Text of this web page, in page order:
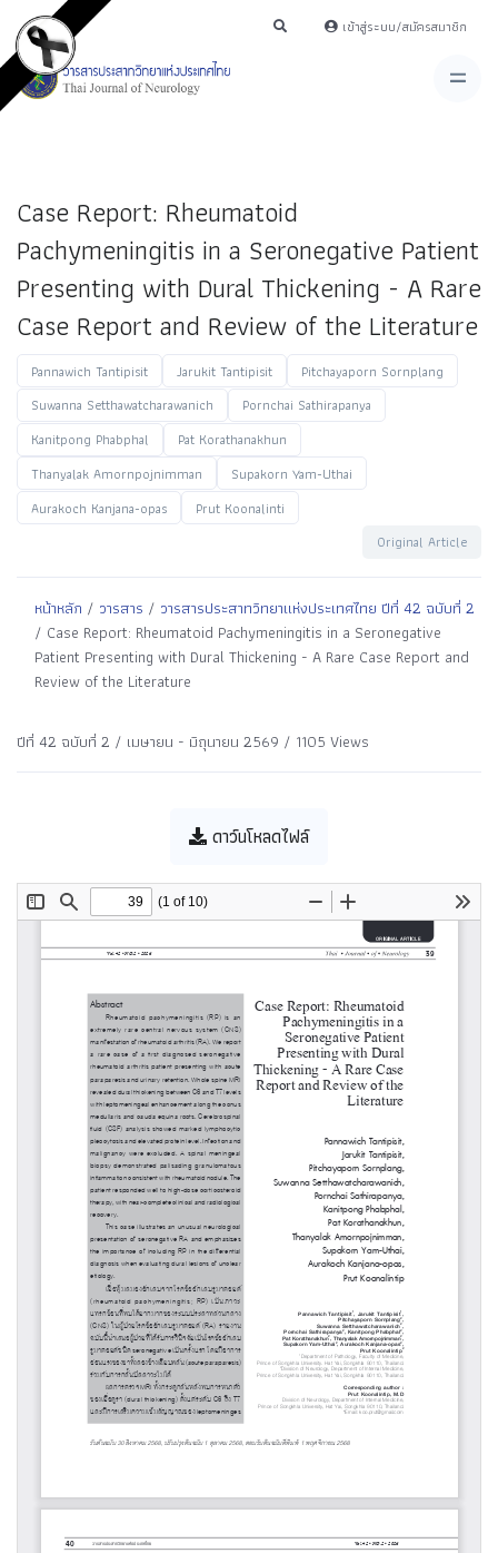
เข้าสู่ระบบ/สมัครสมาชิก
Case Report: Rheumatoid
Pachymeningitis in a Seronegative Patient
Presenting with Dural Thickening - A Rare
Case Report and Review of the Literature
Pannawich Tantipisit Jarukit Tantipisit
Pitchayaporn Sornplang
Suwanna Setthawatcharawanich
Pornchai Sathirapanya
Kanitpong Phabphal
Pat Korathanakhun
Thanyalak Amornpojnimman
Supakorn Yam-Uthai
Aurakoch Kanjana-opas
Prut Koonalinti
Original Article
หน้าหลัก / วารสาร / วารสารประสาทวิทยาแห่งประเทศไทย ปีที่ 42 ฉบับที่ 2
/ Case Report: Rheumatoid Pachymeningitis in a Seronegative
Patient Presenting with Dural Thickening - A Rare Case Report and
Review of the Literature
ปีที่ 42 ฉบับที่ 2 / เมษายน - มิถุนายน 2569 / 1105 Views
ดาว์นโหลดไฟล์